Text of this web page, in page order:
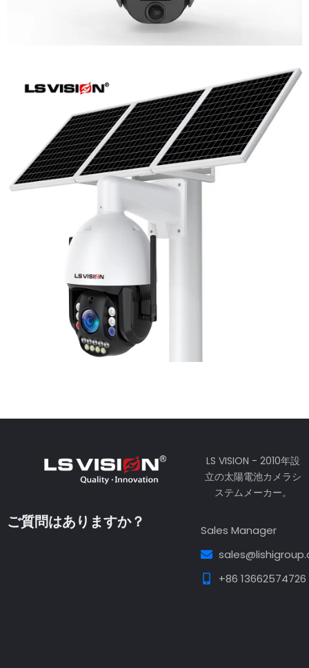
LS-WL780 4G / WIFI 8MP 66X Zoom
Camera
Learn More
LS VISION - 2010年設
立の太陽電池カメラシ
ステムメーカー。
ご質問はありますか？
Sales Manager
+86 13662574726